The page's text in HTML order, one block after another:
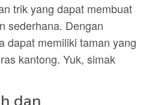
trik yang dapat membuat
sederhana. Dengan
dapat memiliki taman yang
kantong. Yuk, simak